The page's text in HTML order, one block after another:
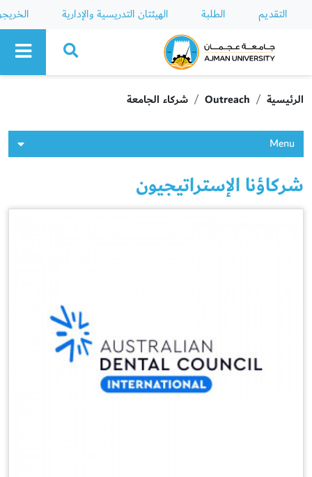
التقديم الطلبة الهيئتان التدريسية والإدارية
Ajman University
الرئيسية Outreach شركاء الجامعة
Menu
شركاؤنا الإستراتيجيون